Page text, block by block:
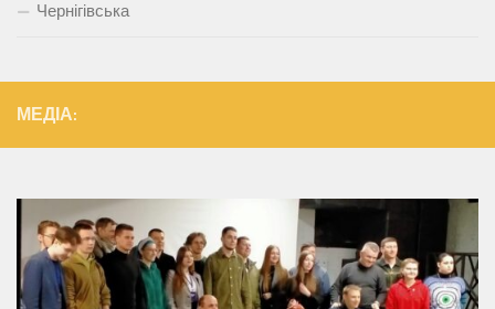
Чернігівська
МЕДІА: